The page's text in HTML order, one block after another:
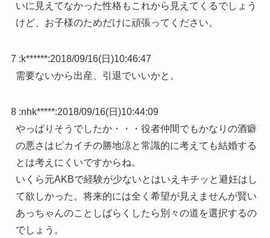
いに見えてなかった性格もこれから見えてくるでしょう
けど、お子様のためだけに頑張ってください。
7 :k******:2018/09/16(日)10:46:47
需要ないから出産、引退でいいかと。
8 :nhk*****:2018/09/16(日)10:44:09
やっぱりそうでしたか・・・役者仲間でもかなりの酒癖
の悪さはピカイチの勝地涼と常識的に考えても結婚する
とは考えにくいですからね。
いくら元AKBで経験が少ないとはいえキチッと避妊はし
て欲しかった。将来的には全く希望が見えませんが賢い
あっちゃんのことしばらくしたら別々の道を選択するの
でしょう。